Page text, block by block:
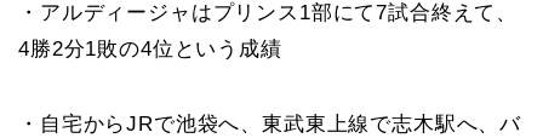
・アルディージャはプリンス1部にて7試合終えて、
4勝2分1敗の4位という成績
・自宅からJRで池袋へ、東武東上線で志木駅へ、バ